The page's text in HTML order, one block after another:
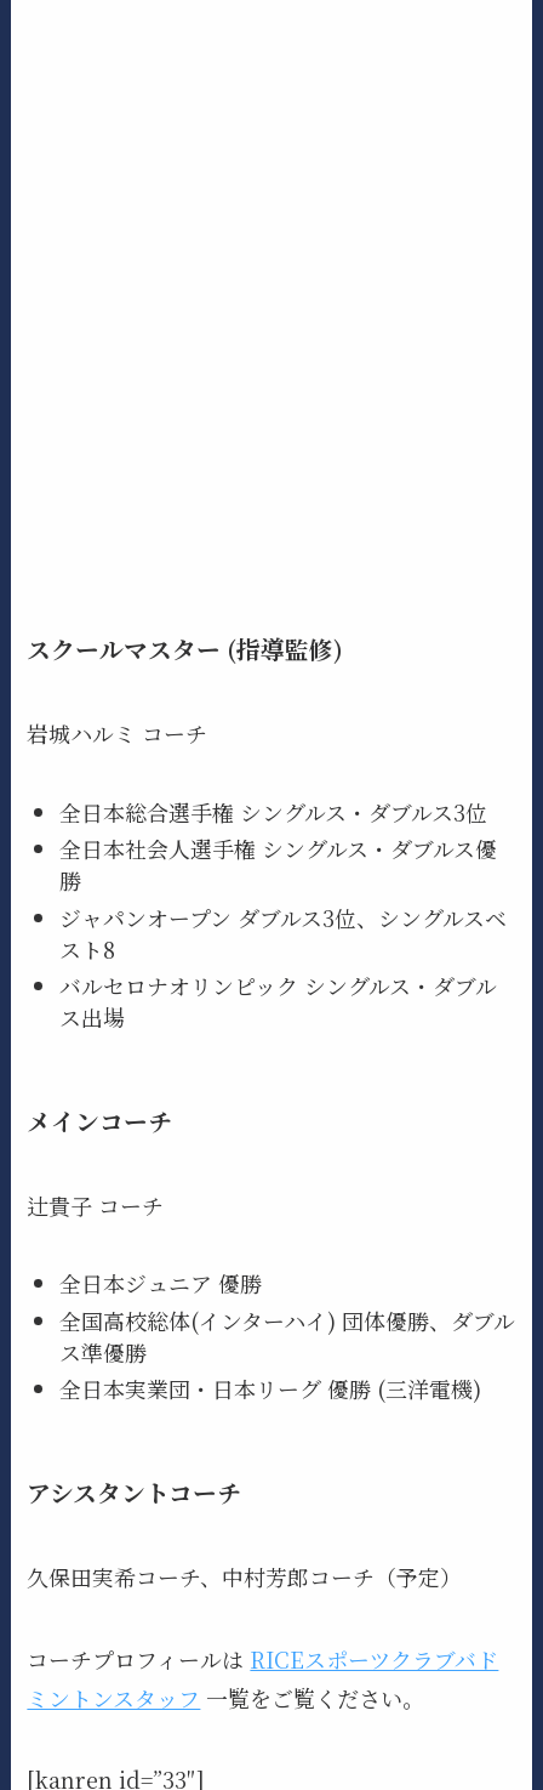
スクールマスター (指導監修)
岩城ハルミ コーチ
全日本総合選手権 シングルス・ダブルス3位
全日本社会人選手権 シングルス・ダブルス優
勝
ジャパンオープン ダブルス3位、シングルスベ
スト8
バルセロナオリンピック シングルス・ダブル
ス出場
メインコーチ
辻貴子 コーチ
全日本ジュニア 優勝
全国高校総体(インターハイ) 団体優勝、ダブル
ス準優勝
全日本実業団・日本リーグ 優勝 (三洋電機)
アシスタントコーチ
久保田実希コーチ、中村芳郎コーチ（予定）
コーチプロフィールは RICEスポーツクラブバド
ミントンスタッフ 一覧をご覧ください。
[kanren id=”33″]